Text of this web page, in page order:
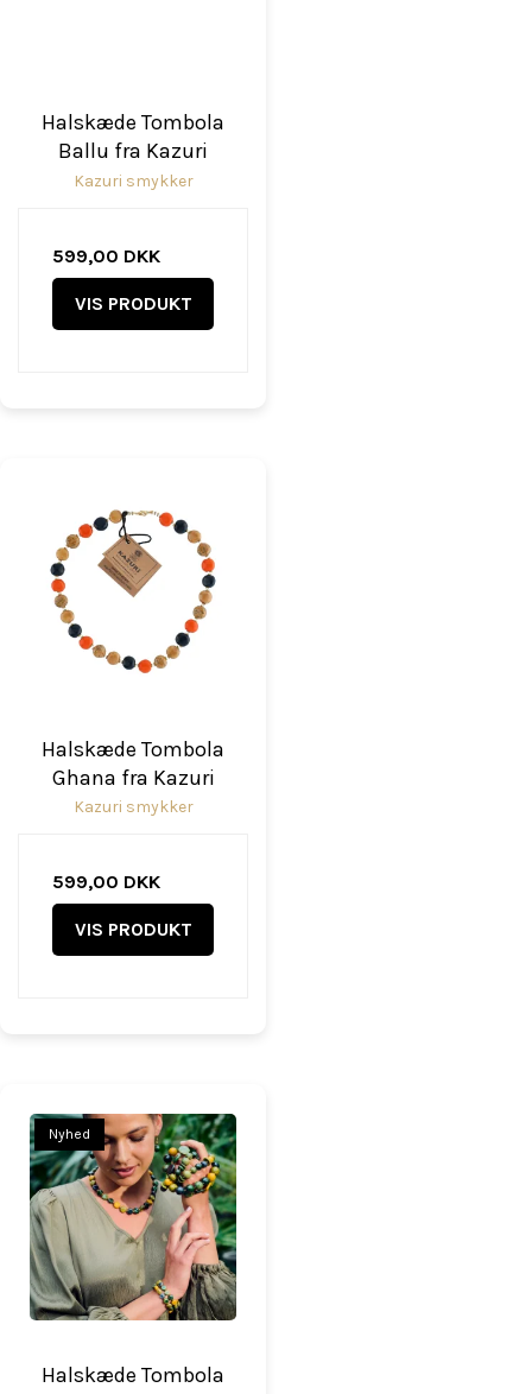
Halskæde Tombola
Ballu fra Kazuri
Kazuri smykker
599,00 DKK
VIS PRODUKT
Halskæde Tombola
Ghana fra Kazuri
Kazuri smykker
599,00 DKK
VIS PRODUKT
Nyhed
Halskæde Tombola